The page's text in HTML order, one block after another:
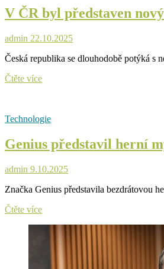
unii.
Apple
funkci
pro
snazší
V ČR byl představen
admin 22.10.2025
Česká republika se dlouhodobě potýká s
Čtěte víceV
nový
dům.
Udržitelná
cenově
efektivní
cesta
vlastnímu
bydlení
Technologie
Genius představil herní
admin 9.10.2025
Značka Genius představila bezdrátovou
Čtěte víceGenius
herní